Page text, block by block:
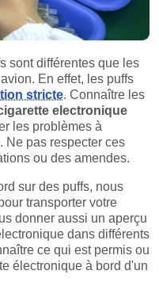
sont différentes que les
En effet, les puffs
stricte. Connaître les
electronique
les problèmes à
Ne pas respecter ces
ou des amendes.
sur des puffs, nous
transporter votre
donner aussi un aperçu
dans différents
ce qui est permis ou
électronique à bord d'un